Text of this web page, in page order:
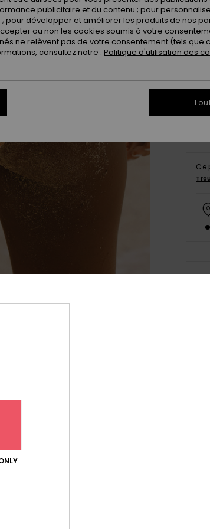
XS
Ce
publicitaire et du contenu ; pour
pour développer et améliorer les produits de nos
ou non les cookies soumis à votre
ne relèvent pas de votre consentement (tels que
consultez notre : Politique d'utilisation des